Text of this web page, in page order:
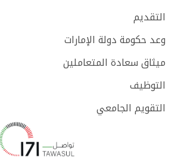
التقديم
وعد حكومة دولة الإمارات
ميثاق سعادة المتعاملين
التوظيف
التقويم الجامعي